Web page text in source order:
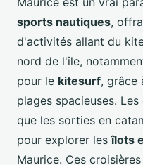
sports nautiques,
d'activités allant du
nord de l'île,
pour le kitesurf, grâce
plages spacieuses.
que les sorties en
pour explorer lesîlots
Maurice. Ces